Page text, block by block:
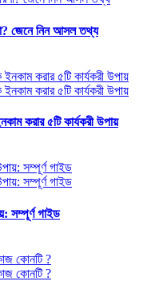
জেনে নিন আসল তথ্য
করার ৫টি কার্যকরী উপায়
সম্পূর্ণ গাইড